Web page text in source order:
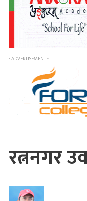
- ADVERTISEMENT -
रत्ननगर